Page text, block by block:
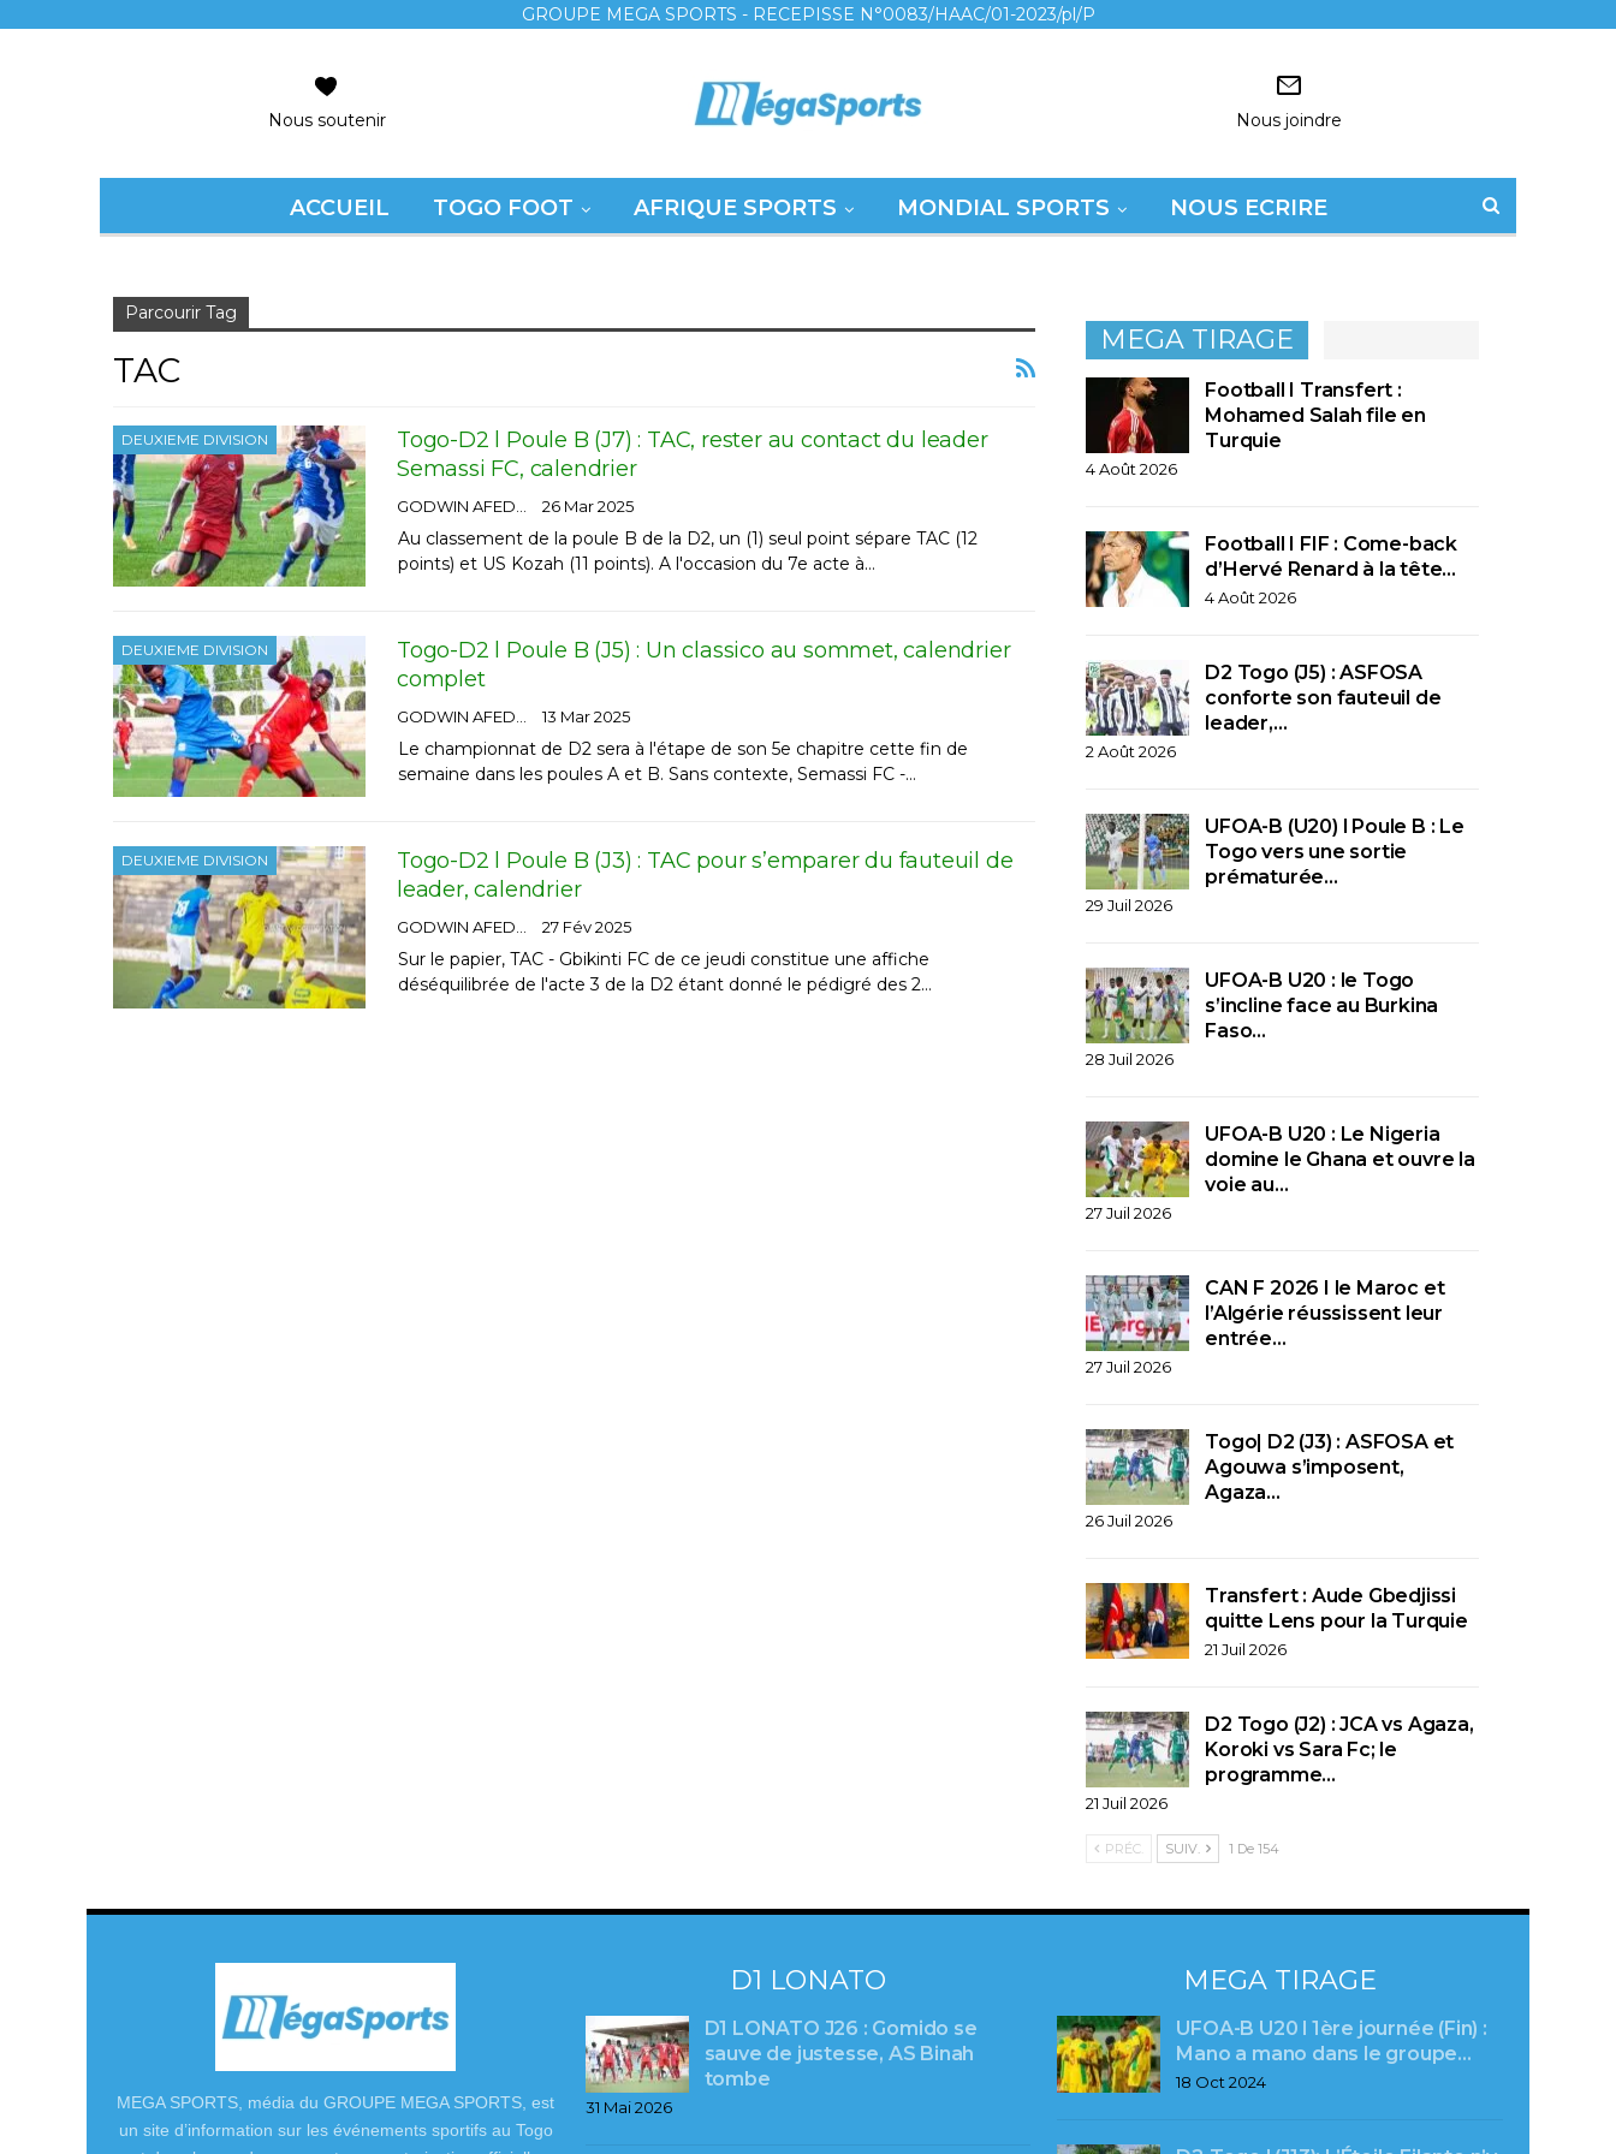
GROUPE MEGA SPORTS - RECEPISSE N°0083/HAAC/01-2023/pl/P
Nous soutenir Nous joindre
ACCUEIL TOGO FOOT AFRIQUE SPORTS MONDIAL SPORTS NOUS ECRIRE
Parcourir Tag
TAC
DEUXIEME DIVISION
Togo-D2 l Poule B (J7) : TAC, rester au contact du leader
Semassi FC, calendrier
26 Mar 2025
Au classement de la poule B de la D2, un (1) seul point sépare TAC (12
points) et US Kozah (11 points). A l'occasion du 7e acte à…
DEUXIEME DIVISION
Togo-D2 l Poule B (J5) : Un classico au sommet, calendrier
complet
13 Mar 2025
Le championnat de D2 sera à l'étape de son 5e chapitre cette fin de
semaine dans les poules A et B. Sans contexte, Semassi FC -…
DEUXIEME DIVISION
Togo-D2 l Poule B (J3) : TAC pour s’emparer du fauteuil de
leader, calendrier
GODWIN AFEDO 27 Fév 2025
Sur le papier, TAC - Gbikinti FC de ce jeudi constitue une affiche
déséquilibrée de l'acte 3 de la D2 étant donné le pédigré des 2…
MEGA TIRAGE
Football I Transfert :
Mohamed Salah file en
Turquie
4 Août 2026
Football I FIF : Come-back
d’Hervé Renard à la tête…
4 Août 2026
D2 Togo (J5) : ASFOSA
conforte son fauteuil de
leader,…
2 Août 2026
UFOA-B (U20) l Poule B : Le
Togo vers une sortie
prématurée…
29 Juil 2026
UFOA-B U20 : le Togo
s’incline face au Burkina
Faso…
28 Juil 2026
UFOA-B U20 : Le Nigeria
domine le Ghana et ouvre la
voie au…
27 Juil 2026
CAN F 2026 I le Maroc et
l’Algérie réussissent leur
entrée…
27 Juil 2026
Togo| D2 (J3) : ASFOSA et
Agouwa s’imposent,
Agaza…
26 Juil 2026
Transfert : Aude Gbedjissi
quitte Lens pour la Turquie
21 Juil 2026
D2 Togo (J2) : JCA vs Agaza,
Koroki vs Sara Fc; le
programme…
21 Juil 2026
PRÉC. SUIV. 1 De 154
MEGA SPORTS, média du GROUPE MEGA SPORTS, est
un site d’information sur les événements sportifs au Togo
D1 LONATO
D1 LONATO J26 : Gomido se
sauve de justesse, AS Binah
tombe
31 Mai 2026
MEGA TIRAGE
UFOA-B U20 l 1ère journée (Fin) :
Mano a mano dans le groupe…
18 Oct 2024